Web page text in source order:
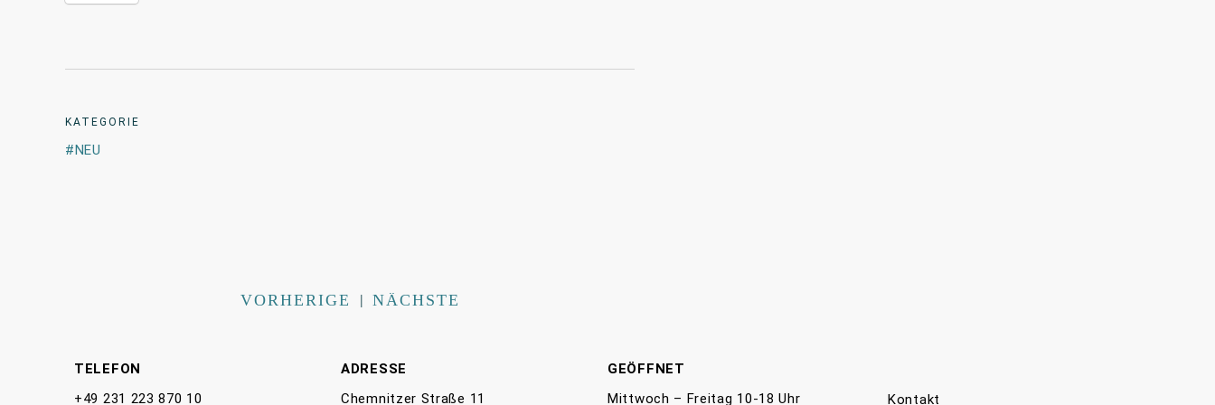
KATEGORIE
NEU
VORHERIGE | NÄCHSTE
TELEFON
+49 231 223 870 10
ADRESSE
Chemnitzer Straße 11
GEÖFFNET
Mittwoch – Freitag 10-18 Uhr
Kontakt